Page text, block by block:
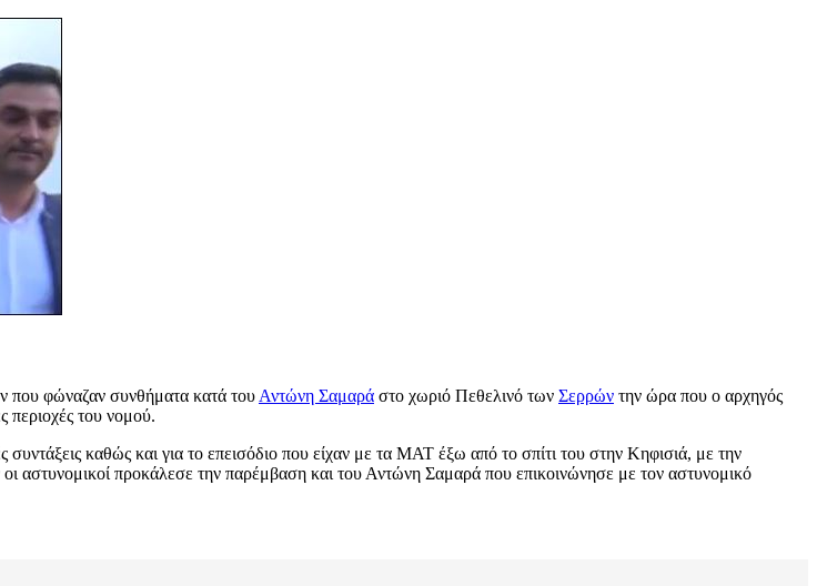
που φώναζαν συνθήματα κατά του Αντώνη Σαμαρά στο χωριό Πεθελινό των Σερρών την ώρα που ο αρχηγός
περιοχές του νομού.
καθώς και για το επεισόδιο που είχαν με τα ΜΑΤ έξω από το σπίτι του στην Κηφισιά, με την
αστυνομικοί προκάλεσε την παρέμβαση και του Αντώνη Σαμαρά που επικοινώνησε με τον αστυνομικό